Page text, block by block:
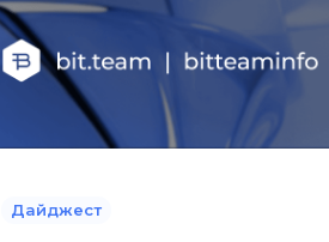
Дайджест